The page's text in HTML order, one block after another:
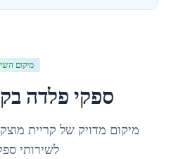
מיקום
ספקי פלדה ב
מיקום מדויק של קריית
לשירותי